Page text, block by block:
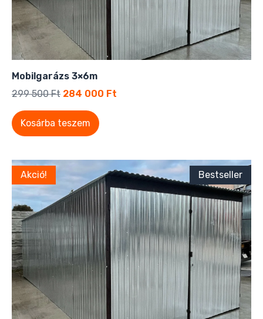
Mobilgarázs 3×6m
299 500Ft 284 000 Ft
Kosárba teszem
Akció! Bestseller